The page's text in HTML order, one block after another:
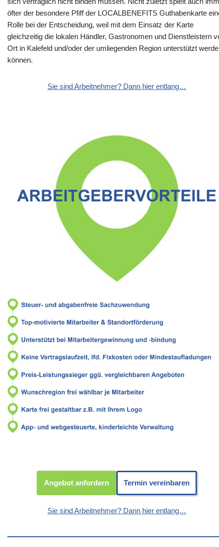
öfter der besondere Pfiff der LOCALBENEFITS Guthabenkarte
Rolle bei der Entscheidung, weil mit dem Einsatz der Karte
gleichzeitig die lokalen Händler, Gastronomen und Dienstleistern
Ort in Kalefeld und/oder der umliegenden Region unterstützt
können.
Sie sind Arbeitnehmer? Dann hier entlang…
Angebot anfordern Termin vereinbaren
Sie sind Arbeitnehmer? Dann hier entlang…